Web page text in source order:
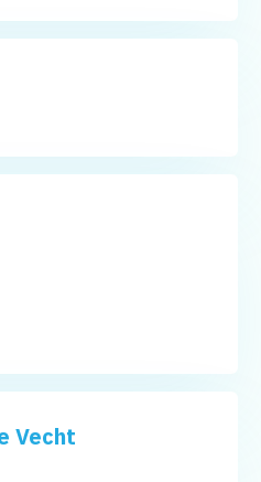
Vecht